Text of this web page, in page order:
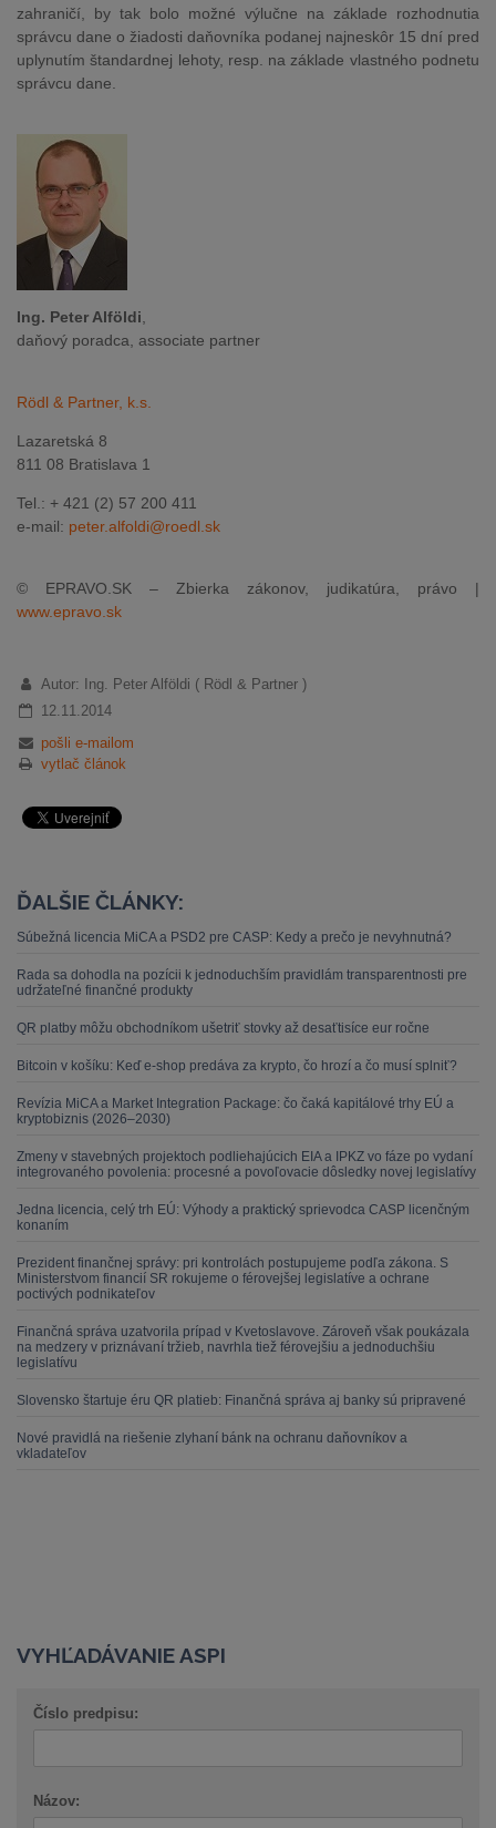
zahraničí, by tak bolo možné výlučne na základe rozhodnutia
správcu dane o žiadosti daňovníka podanej najneskôr 15 dní pred
uplynutím štandardnej lehoty, resp. na základe vlastného podnetu
správcu dane.
Ing. Peter Alföldi
daňový poradca, associate partner
Rödl & Partner, k.s.
Lazaretská 8
811 08 Bratislava 1
Tel.: + 421 (2) 57 200 411
e-mail: peter.alfoldi@roedl.sk
© EPRAVO.SK – Zbierka zákonov, judikatúra, právo |
www.epravo.sk
Autor: Ing. Peter Alföldi ( Rödl & Partner )
12.11.2014
pošli e-mailom
vytlač článok
ĎALŠIE ČLÁNKY:
Súbežná licencia MiCA a PSD2 pre CASP: Kedy a prečo je nevyhnutná?
Rada sa dohodla na pozícii k jednoduchším pravidlám transparentnosti pre
udržateľné finančné produkty
QR platby môžu obchodníkom ušetriť stovky až desaťtisíce eur ročne
Bitcoin v košíku: Keď e-shop predáva za krypto, čo hrozí a čo musí splniť?
Revízia MiCA a Market Integration Package: čo čaká kapitálové trhy EÚ a
kryptobiznis (2026–2030)
Zmeny v stavebných projektoch podliehajúcich EIA a IPKZ vo fáze po vydaní
integrovaného povolenia: procesné a povoľovacie dôsledky novej legislatívy
Jedna licencia, celý trh EÚ: Výhody a praktický sprievodca CASP licenčným
konaním
Prezident finančnej správy: pri kontrolách postupujeme podľa zákona. S
Ministerstvom financií SR rokujeme o férovejšej legislatíve a ochrane
poctivých podnikateľov
Finančná správa uzatvorila prípad v Kvetoslavove. Zároveň však poukázala
na medzery v priznávaní tržieb, navrhla tiež férovejšiu a jednoduchšiu
legislatívu
Slovensko štartuje éru QR platieb: Finančná správa aj banky sú pripravené
Nové pravidlá na riešenie zlyhaní bánk na ochranu daňovníkov a
vkladateľov
VYHĽADÁVANIE ASPI
Číslo predpisu:
Názov: